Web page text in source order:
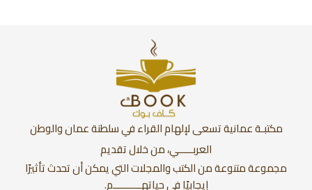
مكتبـة عمانية تسعى لإلهام القراء في سلطنة عمان والوطن
العربـــــي، من خلال تقديم
مجموعة متنوعة من الكتب والمجلات التي يمكن أن تحدث تأثيرًا
إيجابيًا في حياتهــــــــــم.